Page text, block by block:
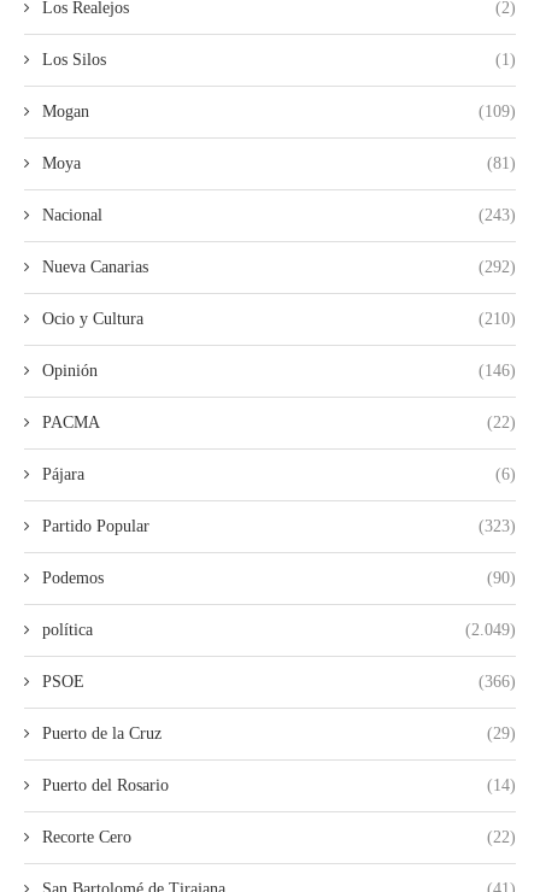
Los Realejos (2)
Los Silos (1)
Mogan (109)
Moya (81)
Nacional (243)
Nueva Canarias (292)
Ocio y Cultura (210)
Opinión (146)
PACMA (22)
Pájara (6)
Partido Popular (323)
Podemos (90)
política (2.049)
PSOE (366)
Puerto de la Cruz (29)
Puerto del Rosario (14)
Recorte Cero (22)